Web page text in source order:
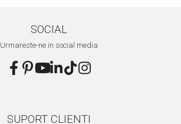
SOCIAL
Urmareste-ne in social media
SUPORT CLIENTI